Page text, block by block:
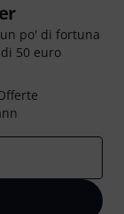
po' di fortuna
50 euro